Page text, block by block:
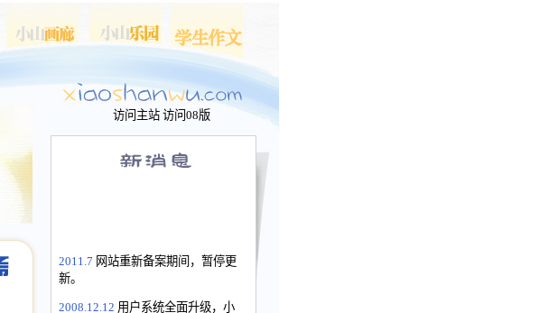
访问主站 访问08版
2011.7 网站重新备案期间，暂停更
新。
2008.12.12 用户系统全面升级，小